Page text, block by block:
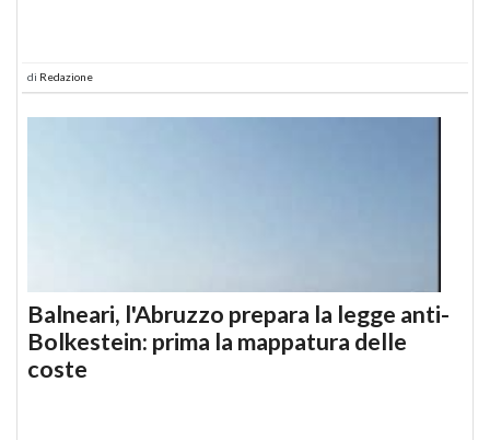
di Redazione
Balneari, l'Abruzzo prepara la legge anti-
Bolkestein: prima la mappatura delle
coste